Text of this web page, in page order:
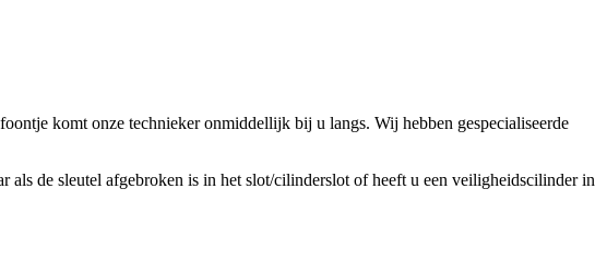
komt onze technieker onmiddellijk bij u langs. Wij hebben gespecialiseerde
als de sleutel afgebroken is in het slot/cilinderslot of heeft u een veiligheidscilinder in